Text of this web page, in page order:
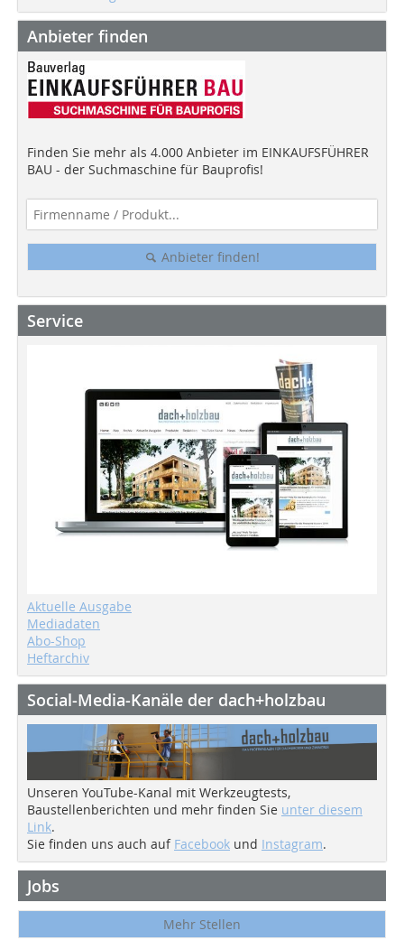
Anbieter finden
Finden Sie mehr als 4.000 Anbieter im EINKAUFSFÜHRER
BAU - der Suchmaschine für Bauprofis!
Anbieter finden!
Service
Aktuelle Ausgabe
Mediadaten
Abo-Shop
Heftarchiv
Social-Media-Kanäle der dach+holzbau
Unseren YouTube-Kanal mit Werkzeugtests,
Baustellenberichten und mehr finden Sie unter diesem
Link.
Sie finden uns auch auf Facebook und Instagram.
Jobs
Mehr Stellen